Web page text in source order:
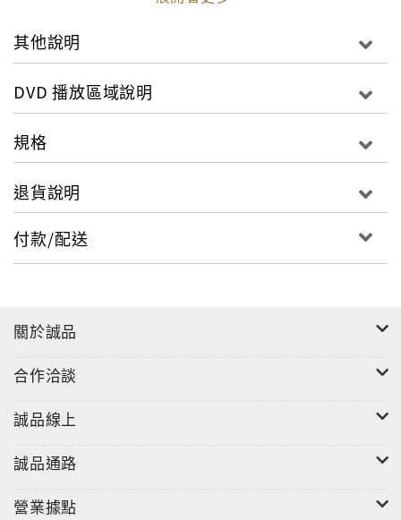
電腦公司，原本設計用來掌握氣象的一台具人工智慧的
電腦，反倒進入這家公司另一個產品路線，就是所謂的
虛擬實境遊戲，來強化電腦本身...地球毀滅地震和火山
科學家算出只有用核彈與之抵消才能避免，此任務交給
克特上校的妻小都在城中，洛城所有人都須撤離，唯剩
家，來到墨西哥，協助當地民眾消除瘧疾與傳染病的流
行，卻在無意中捲進一場因人類貪婪而遭大自然反撲的
浩劫中，一名野心勃勃的生物科技博士，費盡千辛萬
苦、不擇手段的自瓜地馬拉叢林中，取回一個超大的黃
選單：繁體中文語言選單：英文
其他說明
DVD 播放區域說明
規格
退貨說明
付款/配送
關於誠品
合作洽談
誠品線上
誠品通路
營業據點